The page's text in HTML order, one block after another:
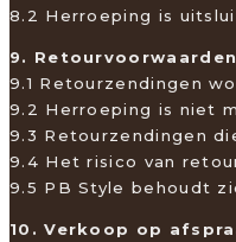
8.2 Herroeping is
9.
9.1 Retourzendingen
9.2 Herroeping is niet
9.3 Retourzendingen
9.4 Het risico van
9.5 PB Style behoudt
10. Verkoop op